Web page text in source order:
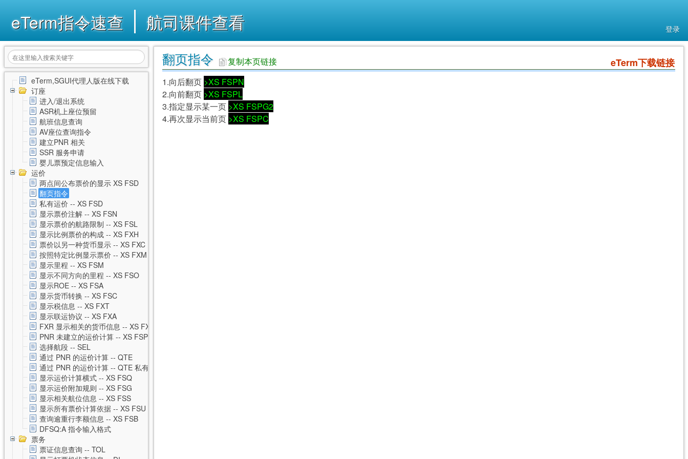
eTerm指令速查 航司课件查看 登录
eTerm,SGUI代理人版在线下载
订座
进入/退出系统
ASR机上座位预留
航班信息查询
AV座位查询指令
建立PNR 相关
SSR 服务申请
婴儿票预定信息输入
运价
两点间公布票价的显示 XS FSD
翻页指令
私有运价 -- XS FSD
显示票价注解 -- XS FSN
显示票价的航路限制 -- XS FSL
显示比例票价的构成 -- XS FXH
票价以另一种货币显示 -- XS FXC
按照特定比例显示票价 -- XS FXM
显示里程 -- XS FSM
显示不同方向的里程 -- XS FSO
显示ROE -- XS FSA
显示货币转换 -- XS FSC
显示税信息 -- XS FXT
显示联运协议 -- XS FXA
FXR 显示相关的货币信息 -- XS FXR
PNR 未建立的运价计算 -- XS FSP
选择航段 -- SEL
通过 PNR 的运价计算 -- QTE
通过 PNR 的运价计算 -- QTE 私有运价
显示运价计算横式 -- XS FSQ
显示运价附加规则 -- XS FSG
显示相关航位信息 -- XS FSS
显示所有票价计算依据 -- XS FSU
查询逾重行李额信息 -- XS FSB
DFSQ:A 指令输入格式
票务
票证信息查询 -- TOL
翻页指令 复制本页链接 eTerm下载链接
1.向后翻页 >XS FSPN
2.向前翻页 >XS FSPL
3.指定显示某一页 >XS FSPG2
4.再次显示当前页 >XS FSPC